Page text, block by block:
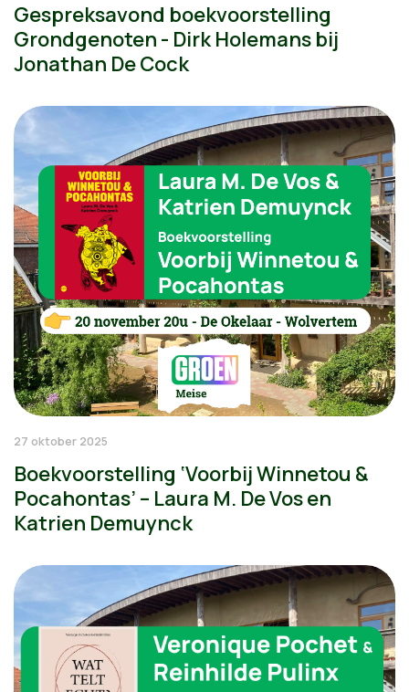
Gespreksavond boekvoorstelling
Grondgenoten - Dirk Holemans bij
Jonathan De Cock
27 oktober 2025
Boekvoorstelling ‘Voorbij Winnetou &
Pocahontas’ – Laura M. De Vos en
Katrien Demuynck